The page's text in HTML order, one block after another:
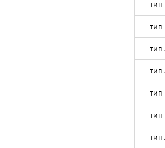
тип
тип
тип
тип
тип
тип
тип